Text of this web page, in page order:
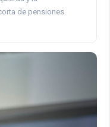
de pensiones.